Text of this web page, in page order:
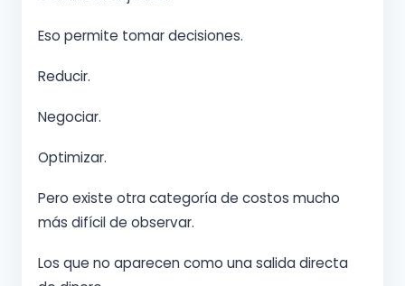
Eso permite tomar decisiones.
Reducir.
Negociar.
Optimizar.
Pero existe otra categoría de costos mucho
más difícil de observar.
Los que no aparecen como una salida directa